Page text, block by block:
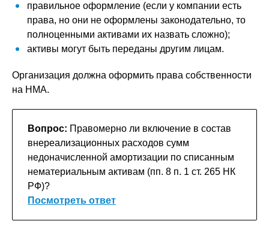
правильное оформление (если у компании есть
права, но они не оформлены законодательно, то
полноценными активами их назвать сложно);
активы могут быть переданы другим лицам.
Организация должна оформить права собственности
на НМА.
Вопрос: Правомерно ли включение в состав
внереализационных расходов сумм
недоначисленной амортизации по списанным
нематериальным активам (пп. 8 п. 1 ст. 265 НК
РФ)?
Посмотреть ответ